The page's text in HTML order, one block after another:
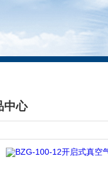
中心
CENTER